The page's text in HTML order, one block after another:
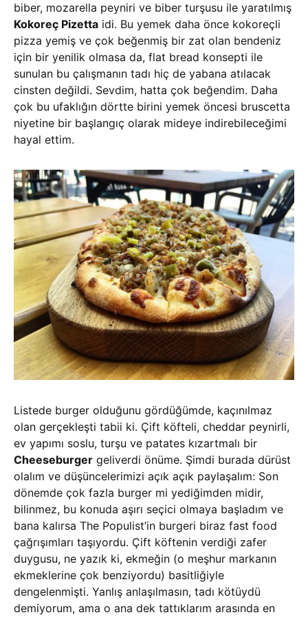
biber, mozarella peyniri ve biber turşusu ile yaratılmış
Kokoreç Pizetta idi. Bu yemek daha önce kokoreçli
pizza yemiş ve çok beğenmiş bir zat olan bendeniz
için bir yenilik olmasa da, flat bread konsepti ile
sunulan bu çalışmanın tadı hiç de yabana atılacak
cinsten değildi. Sevdim, hatta çok beğendim. Daha
çok bu ufaklığın dörtte birini yemek öncesi bruscetta
niyetine bir başlangıç olarak mideye indirebileceğimi
hayal ettim.
Listede burger olduğunu gördüğümde, kaçınılmaz
olan gerçekleşti tabii ki. Çift köfteli, cheddar peynirli,
ev yapımı soslu, turşu ve patates kızartmalı bir
Cheeseburger geliverdi önüme. Şimdi burada dürüst
olalım ve düşüncelerimizi açık açık paylaşalım: Son
dönemde çok fazla burger mi yediğimden midir,
bilinmez, bu konuda aşırı seçici olmaya başladım ve
bana kalırsa The Populist’in burgeri biraz fast food
çağrışımları taşıyordu. Çift köftenin verdiği zafer
duygusu, ne yazık ki, ekmeğin (o meşhur markanın
ekmeklerine çok benziyordu) basitliğiyle
dengelenmişti. Yanlış anlaşılmasın, tadı kötüydü
demiyorum, ama o ana dek tattıklarım arasında en